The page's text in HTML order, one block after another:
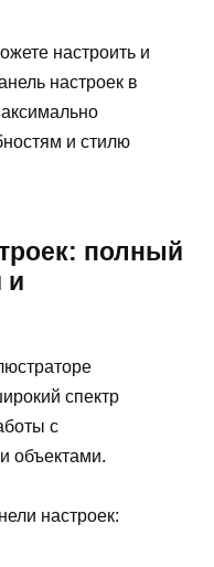
настроить и
настроек в
и стилю
полный
и
спектр
с
объектами.
настроек: